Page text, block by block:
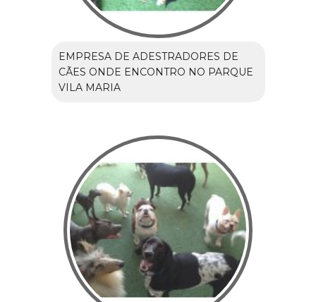
EMPRESA DE ADESTRADORES DE
CÃES ONDE ENCONTRO NO PARQUE
VILA MARIA